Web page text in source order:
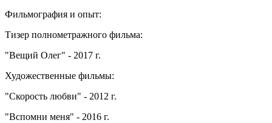
Фильмография и опыт:
Тизер полнометражного фильма:
"Вещий Олег" - 2017 г.
Художественные фильмы:
"Скорость любви" - 2012 г.
"Вспомни меня" - 2016 г.